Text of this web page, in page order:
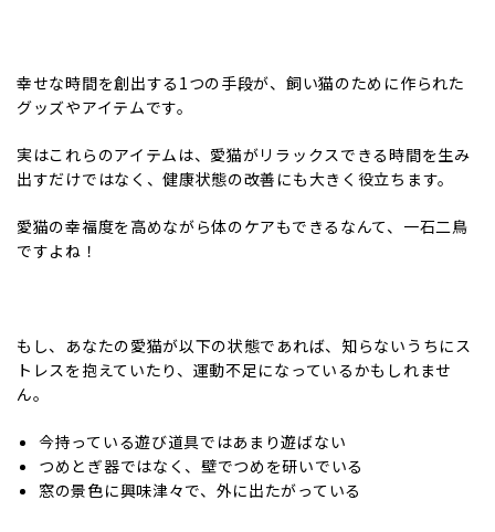
幸せな時間を創出する1つの手段が、飼い猫のために作られた
グッズやアイテムです。
実はこれらのアイテムは、愛猫がリラックスできる時間を生み
出すだけではなく、健康状態の改善にも大きく役立ちます。
愛猫の幸福度を高めながら体のケアもできるなんて、一石二鳥
ですよね！
もし、あなたの愛猫が以下の状態であれば、知らないうちにス
トレスを抱えていたり、運動不足になっているかもしれませ
ん。
今持っている遊び道具ではあまり遊ばない
つめとぎ器ではなく、壁でつめを研いでいる
窓の景色に興味津々で、外に出たがっている